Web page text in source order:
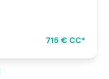
715 € CC*